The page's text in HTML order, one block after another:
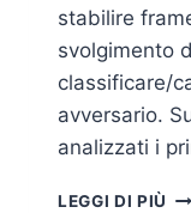
stabilire
svolgimento
classificare/
avversario.
analizzati i
LEGGI DI PIÙ